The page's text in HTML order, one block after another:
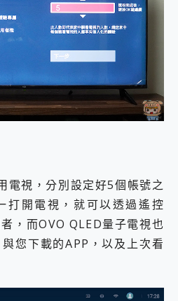
電視，分別設定好5個帳號之
打開電視，就可以透過遙控
，而OVO QLED量子電視也
您下載的APP，以及上次看